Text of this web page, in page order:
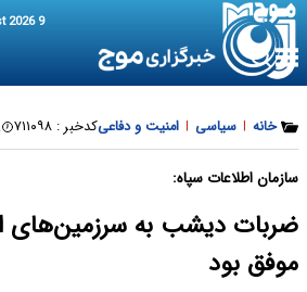
9 August 2026
خانه | سیاسی | امنیت و دفاعیکدخبر : ۷۱۱۰۹۸
سازمان اطلاعات سپاه:
موفق بود